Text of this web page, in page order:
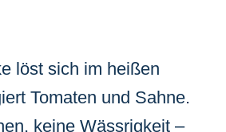
löst sich im heißen
Tomaten und Sahne.
keine Wässrigkeit –